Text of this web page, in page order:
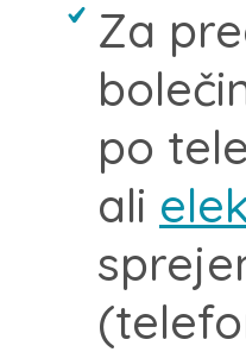
Za
po
ali